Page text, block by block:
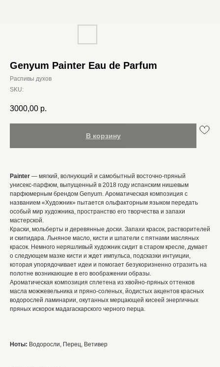
Genyum Painter Eau de Parfum
Распивы духов
SKU:
3000,00 р.
В корзину
Painter — мягкий, волнующий и самобытный восточно-пряный
унисекс-парфюм, выпущенный в 2018 году испанским нишевым
парфюмерным брендом Genyum. Ароматическая композиция с
названием «Художник» пытается ольфакторным языком передать
особый мир художника, пространство его творчества и запахи
мастерской.
Краски, мольберты и деревянные доски. Запахи красок, растворителей
и скипидара. Льняное масло, кисти и шпатели с пятнами масляных
красок. Немного неряшливый художник сидит в старом кресле, думает
о следующем мазке кисти и ждет импульса, подсказки интуиции,
которая упорядочивает идеи и помогает безукоризненно отразить на
полотне возникающие в его воображении образы.
Ароматическая композиция сплетена из хвойно-пряных оттенков
масла можжевельника и пряно-соленых, йодистых акцентов красных
водорослей ламинарии, окутанных мерцающей кисеей энергичных
пряных искорок мадагаскарского черного перца.
Ноты: Водоросли, Перец, Ветивер